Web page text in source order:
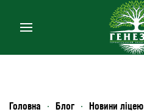
Skip to main content
Головна Блог Новини ліцею